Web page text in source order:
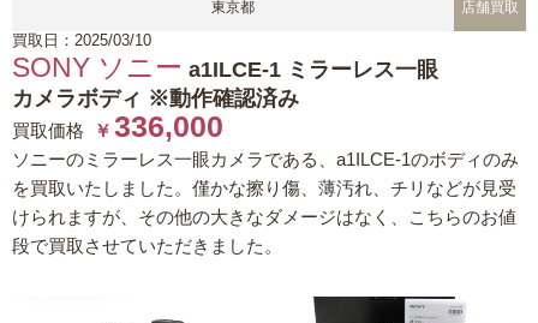
東京都 店舗買取
買取日：2025/03/10
SONY ソニー a1ILCE-1 ミラーレス一眼
カメラボディ ※動作確認済み
買取価格 ￥ 336,000
ソニーのミラーレス一眼カメラである、a1ILCE-1のボディのみ
を買取いたしました。僅かな擦り傷、薄汚れ、チリなどが見受
けられますが、その他の大きなダメージはなく、こちらのお値
段で買取させていただきました。